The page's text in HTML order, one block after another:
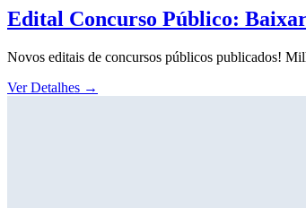
Edital Concurso Público:
Novos editais de concursos públicos publicados!
Ver Detalhes →